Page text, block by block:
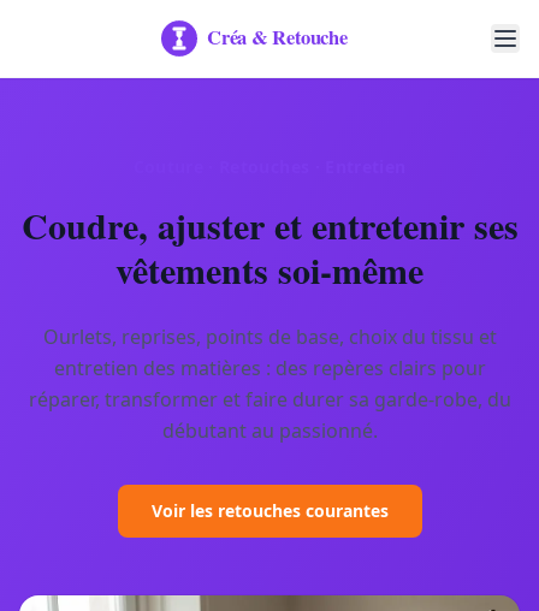
Coudre, ajuster et entretenir ses
vêtements soi-même
Ourlets, reprises, points de base, choix du tissu et
entretien des matières : des repères clairs pour
réparer, transformer et faire durer sa garde-robe, du
débutant au passionné.
Voir les retouches courantes